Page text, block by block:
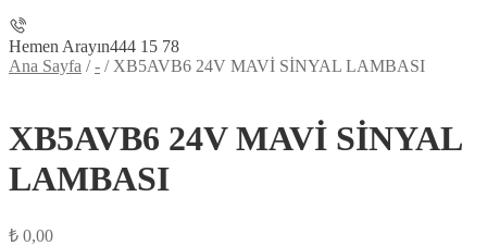
Hemen Arayın444 15 78
Ana Sayfa /- / XB5AVB6 24V MAVİ SİNYAL LAMBASI
XB5AVB6 24V MAVİ SİNYAL
LAMBASI
₺ 0,00